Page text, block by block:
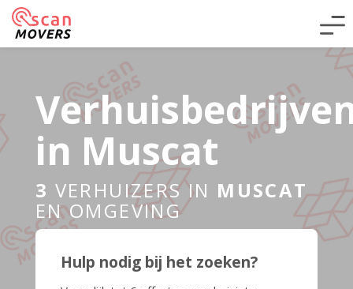
in Muscat
3 VERHUIZERS IN MUSCAT
EN OMGEVING
Hulp nodig bij het zoeken?